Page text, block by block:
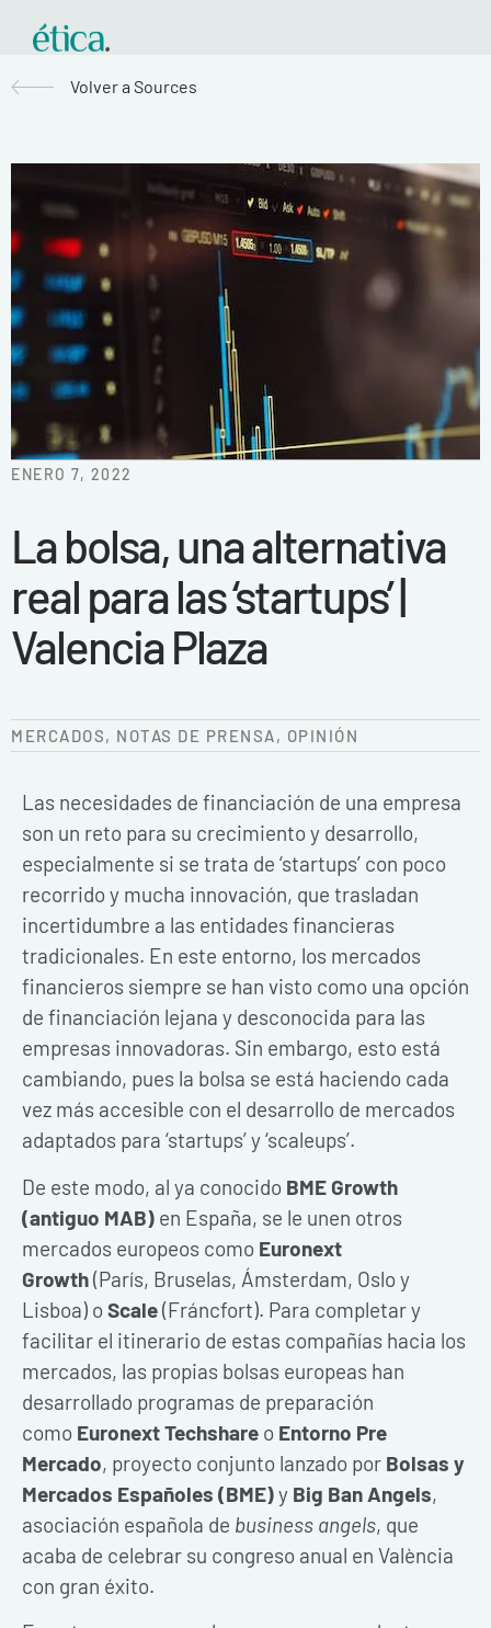
Volver a Sources
ENERO 7, 2022
La bolsa, una alternativa
real para las ‘startups’ |
Valencia Plaza
MERCADOS, NOTAS DE PRENSA, OPINIÓN
Las necesidades de financiación de una empresa
son un reto para su crecimiento y desarrollo,
especialmente si se trata de ‘startups’ con poco
recorrido y mucha innovación, que trasladan
incertidumbre a las entidades financieras
tradicionales. En este entorno, los mercados
financieros siempre se han visto como una opción
de financiación lejana y desconocida para las
empresas innovadoras. Sin embargo, esto está
cambiando, pues la bolsa se está haciendo cada
vez más accesible con el desarrollo de mercados
adaptados para ‘startups’ y ‘scaleups’.
De este modo, al ya conocido BME Growth
(antiguo MAB) en España, se le unen otros
mercados europeos como Euronext
Growth(París, Bruselas, Ámsterdam, Oslo y
Lisboa) o Scale(Fráncfort). Para completar y
facilitar el itinerario de estas compañías hacia los
mercados, las propias bolsas europeas han
desarrollado programas de preparación
como Euronext Techshare o Entorno Pre
Mercado, proyecto conjunto lanzado por Bolsas y
Mercados Españoles (BME)y Big Ban Angels,
asociación española de business angels, que
acaba de celebrar su congreso anual en València
con gran éxito.